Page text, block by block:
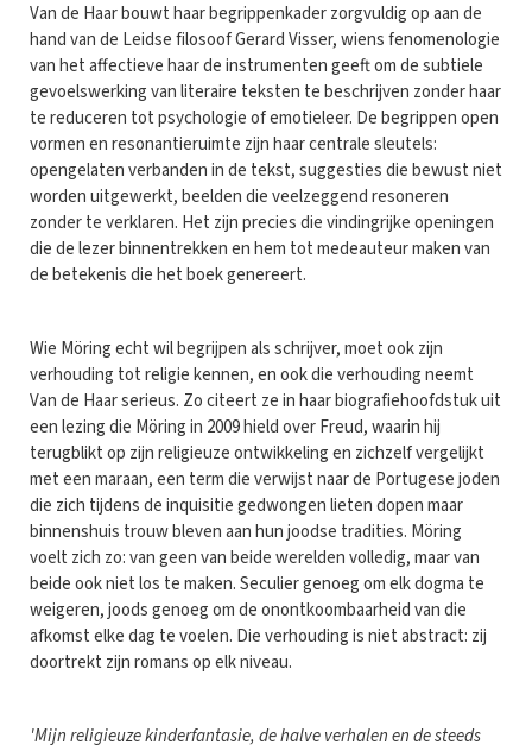
Van de Haar bouwt haar begrippenkader zorgvuldig op aan de
hand van de Leidse filosoof Gerard Visser, wiens fenomenologie
van het affectieve haar de instrumenten geeft om de subtiele
gevoelswerking van literaire teksten te beschrijven zonder haar
te reduceren tot psychologie of emotieleer. De begrippen open
vormen en resonantieruimte zijn haar centrale sleutels:
opengelaten verbanden in de tekst, suggesties die bewust niet
worden uitgewerkt, beelden die veelzeggend resoneren
zonder te verklaren. Het zijn precies die vindingrijke openingen
die de lezer binnentrekken en hem tot medeauteur maken van
de betekenis die het boek genereert.
Wie Möring echt wil begrijpen als schrijver, moet ook zijn
verhouding tot religie kennen, en ook die verhouding neemt
Van de Haar serieus. Zo citeert ze in haar biografiehoofdstuk uit
een lezing die Möring in 2009 hield over Freud, waarin hij
terugblikt op zijn religieuze ontwikkeling en zichzelf vergelijkt
met een maraan, een term die verwijst naar de Portugese joden
die zich tijdens de inquisitie gedwongen lieten dopen maar
binnenshuis trouw bleven aan hun joodse tradities. Möring
voelt zich zo: van geen van beide werelden volledig, maar van
beide ook niet los te maken. Seculier genoeg om elk dogma te
weigeren, joods genoeg om de onontkoombaarheid van die
afkomst elke dag te voelen. Die verhouding is niet abstract: zij
doortrekt zijn romans op elk niveau.
'Mijn religieuze kinderfantasie, de halve verhalen en de steeds